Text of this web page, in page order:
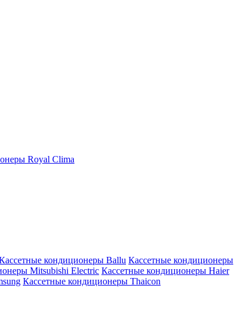
Royal Clima
кондиционеры Ballu Кассетные кондиционеры
Mitsubishi Electric Кассетные кондиционеры Haier
Кассетные кондиционеры Thaicon